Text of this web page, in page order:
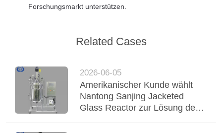
Forschungsmarkt unterstützen.
Related Cases
2026-06-05
Amerikanischer Kunde wählt
Nantong Sanjing Jacketed
Glass Reactor zur Lösung der